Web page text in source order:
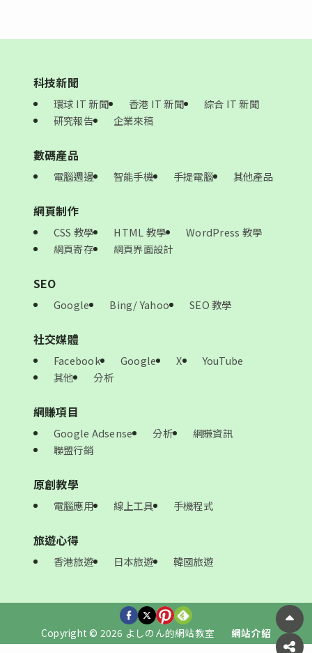
科技新聞
環球 IT 新聞 香港 IT 新聞
綜合 IT 新聞
研究報告
企業來稿
數碼產品
電腦週邊 智能手機 手提電腦 其他產品
網頁制作
CSS 教學 HTML 教學
WordPress 教學
網頁寄存
網頁界面設計
SEO
Google Bing/ Yahoo SEO 教學
社交媒體
Facebook Google X
YouTube
其他
分析
網賺項目
Google Adsense 分析
網賺資訊
聯盟行銷
原創教學
電腦應用 線上工具 手機程式
旅遊心得
香港旅遊 日本旅遊 韓國旅遊
Copyright © 2026 よしのん的網站教室 網站介紹